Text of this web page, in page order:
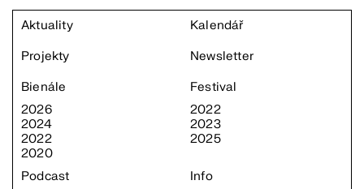
Aktuality
Kalendář
Projekty
Newsletter
Bienále
2026
2024
2022
2020
Festival
2022
2023
2025
Podcast
Info